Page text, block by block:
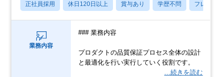
正社員採用 休日120日以上 賞与あり 学歴不問 フレック
業務内容
### 業務内容
プロダクトの品質保証プロセス全体の設計
と最適化を⾏い実⾏していく役割です。
…続きを読む